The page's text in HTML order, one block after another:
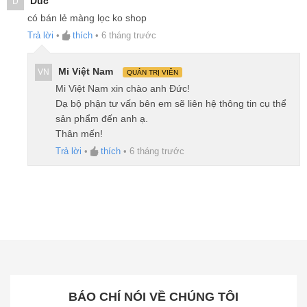
Cảm biến bụi thô: Nhận diện các hạt bụi lớn
có bán lẻ màng lọc ko shop
Trả lời • thích • 6 tháng trước
VN Mi Việt Nam QUẢN TRỊ VIÊN
Mi Việt Nam xin chào anh Đức!
Dạ bộ phận tư vấn bên em sẽ liên hệ thông tin cụ thể
sản phẩm đến anh ạ.
Thân mến!
Trả lời • thích • 6 tháng trước
BÁO CHÍ NÓI VỀ CHÚNG TÔI